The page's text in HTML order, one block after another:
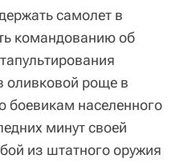
самолет в
командованию об
оливковой роще в
боевикам населенного
минут своей
из штатного оружия